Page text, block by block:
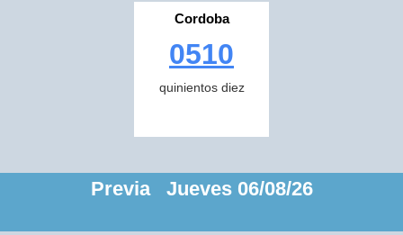
Cordoba
0510
quinientos diez
Previa Jueves 06/08/26